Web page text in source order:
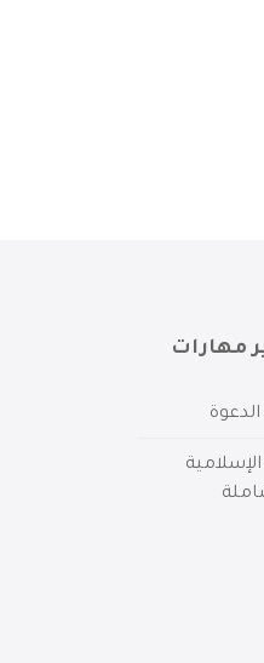
مهارات